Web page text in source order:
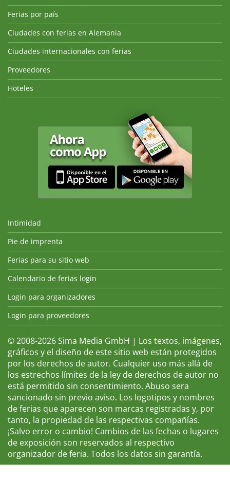
Ferias por país
Ciudades con ferias en Alemania
Ciudades internacionales con ferias
Proveedores
Hoteles
Intimidad
Pie de imprenta
Ferias para su sitio web
Calendario de ferias login
Login para organizadores
Login para proveedores
© 2008-2026 Sima Media GmbH | Los textos, imágenes,
gráficos y el diseño de este sitio web están protegidos
por los derechos de autor. Cualquier uso más allá de
los estrechos límites de la ley de derechos de autor no
está permitido sin consentimiento. Abuso sera
sancionado sin previo aviso. Los logotipos y nombres
de ferias que aparecen son marcas registradas y, por
tanto, la propiedad de las respectivas compañías.
¡Salvo error o cambio! Cambios de las fechas o lugares
de exposición son reservados al respectivo
organizador de feria. Todos los datos sin garantía.